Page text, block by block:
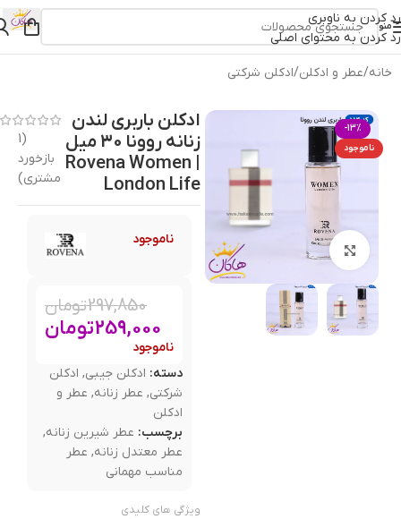
رد کردن به ناوبری
رد کردن به محتوای اصلی
منو
خانه/عطر و ادکلن/ادکلن شرکتی
-13%
ناموجود
بزرگنمایی تصویر
ادکلن باربری لندن
زنانه روونا 30 میل
| Rovena Women
London Life
(
1
بازخورد
مشتری)
ناموجود
297,850تومان
259,000تومان
ناموجود
دسته: ادکلن جیبی, ادکلن
شرکتی, عطر زنانه, عطر و
ادکلن
برچسب: عطر شیرین زنانه,
عطر معتدل زنانه, عطر
مناسب مهمانی
ویژگی های کلیدی